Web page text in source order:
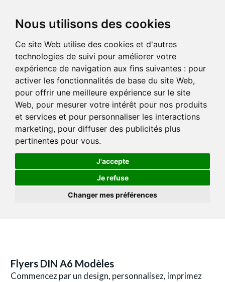
Nous utilisons des cookies
Ce site Web utilise des cookies et d'autres
technologies de suivi pour améliorer votre
expérience de navigation aux fins suivantes : pour
activer les fonctionnalités de base du site Web,
pour offrir une meilleure expérience sur le site
Web, pour mesurer votre intérêt pour nos produits
et services et pour personnaliser les interactions
marketing, pour diffuser des publicités plus
pertinentes pour vous.
J'accepte
Je refuse
Changer mes préférences
Flyers DIN A6 Modèles
Commencez par un design, personnalisez, imprimez